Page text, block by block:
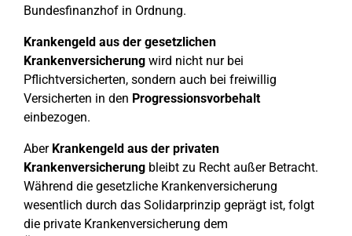
Bundesfinanzhof in Ordnung.
Krankengeld aus der gesetzlichen
Krankenversicherung wird nicht nur bei
Pflichtversicherten, sondern auch bei freiwillig
Versicherten in den Progressionsvorbehalt
einbezogen.
Aber Krankengeld aus der privaten
Krankenversicherung bleibt zu Recht außer Betracht.
Während die gesetzliche Krankenversicherung
wesentlich durch das Solidarprinzip geprägt ist, folgt
die private Krankenversicherung dem